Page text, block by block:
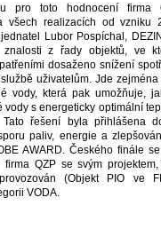
pro toto hodnocení firma
všech realizacích od vzniku
Lubor Pospíchal,
znalosti z řady objektů, ve
dosaženo snížení
uživatelům. Jde
vody, která pak umožňuje,
vody s energeticky optimální
řešení byla přihlášena
paliv, energie a
AWARD. Českého finále
firma QZP se svým
(Objekt PIO ve
VODA.